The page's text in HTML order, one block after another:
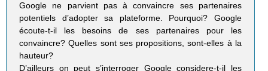
Google ne parvient pas à convaincre ses partenaires
potentiels d’adopter sa plateforme. Pourquoi? Google
écoute-t-il les besoins de ses partenaires pour les
convaincre? Quelles sont ses propositions, sont-elles à la
hauteur?
D’ailleurs on peut s’interroger Google considere-t-il les